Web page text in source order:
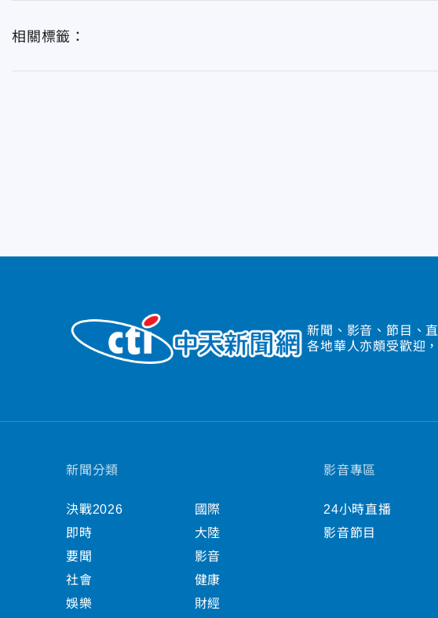
相關標籤：
新聞、影音、節目、
各地華人亦頗受歡迎
新聞分類
決戰2026
即時
要聞
社會
娛樂
國際
大陸
影音
健康
財經
影音專區
24小時直播
影音節目